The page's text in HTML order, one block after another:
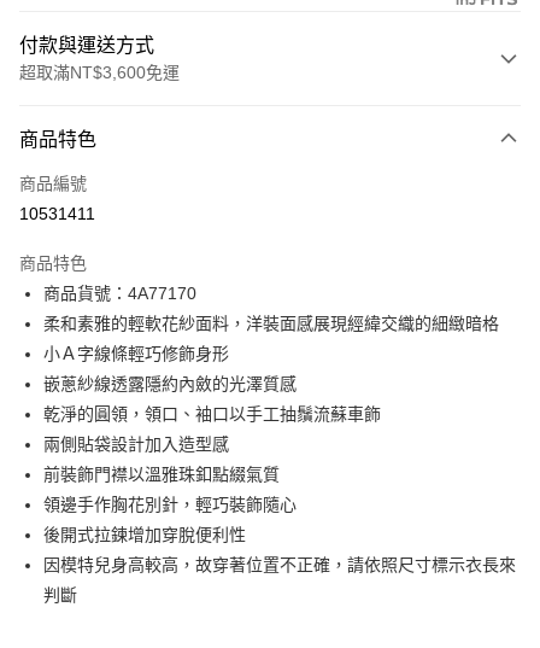
付款與運送方式
超取滿NT$3,600免運
信用卡一次付款
信用卡分期付款
合作金庫商業銀行
華南商業銀行
上海商業儲蓄銀行
台北富邦商業銀行
國泰世華商業銀行
臺灣中小企業銀行
台中商業銀行
匯豐（台灣）商業銀行
華泰商業銀行
聯邦商業銀行
遠東國際商業銀行
元大商業銀行
玉山商業銀行
台新國際商業銀行
中國信託商業銀行
台灣樂天信用卡公司
超商取貨付款
LINE Pay
Apple Pay
街口支付
【關於「AFTEE先享後付」】
AFTEE先享後付是「在收到商品之後才付款」的支付方式。 讓您購物簡單
便利好安心！
１．簡單：不需註冊會員、不需綁卡、不需儲值。
２．便利：只要手機號碼，簡訊認證，即可結帳。
ATM付款
運送方式
商品特色
商品編號
10531411
商品特色
商品貨號：4A77170
柔和素雅的輕軟花紗面料，洋裝面感展現經緯交織的細緻暗格
小Ａ字線條輕巧修飾身形
嵌蔥紗線透露隱約內斂的光澤質感
乾淨的圓領，領口、袖口以手工抽鬚流蘇車飾
兩側貼袋設計加入造型感
前裝飾門襟以溫雅珠釦點綴氣質
領邊手作胸花別針，輕巧裝飾隨心
後開式拉鍊增加穿脫便利性
因模特兒身高較高，故穿著位置不正確，請依照尺寸標示衣長來
判斷